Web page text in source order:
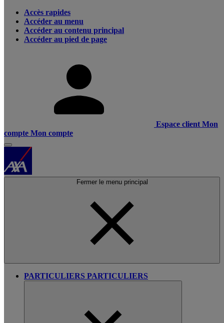
Accès rapides
Accéder au menu
Accéder au contenu principal
Accéder au pied de page
Espace client Mon
compte Mon compte
Fermer le menu principal
PARTICULIERS PARTICULIERS